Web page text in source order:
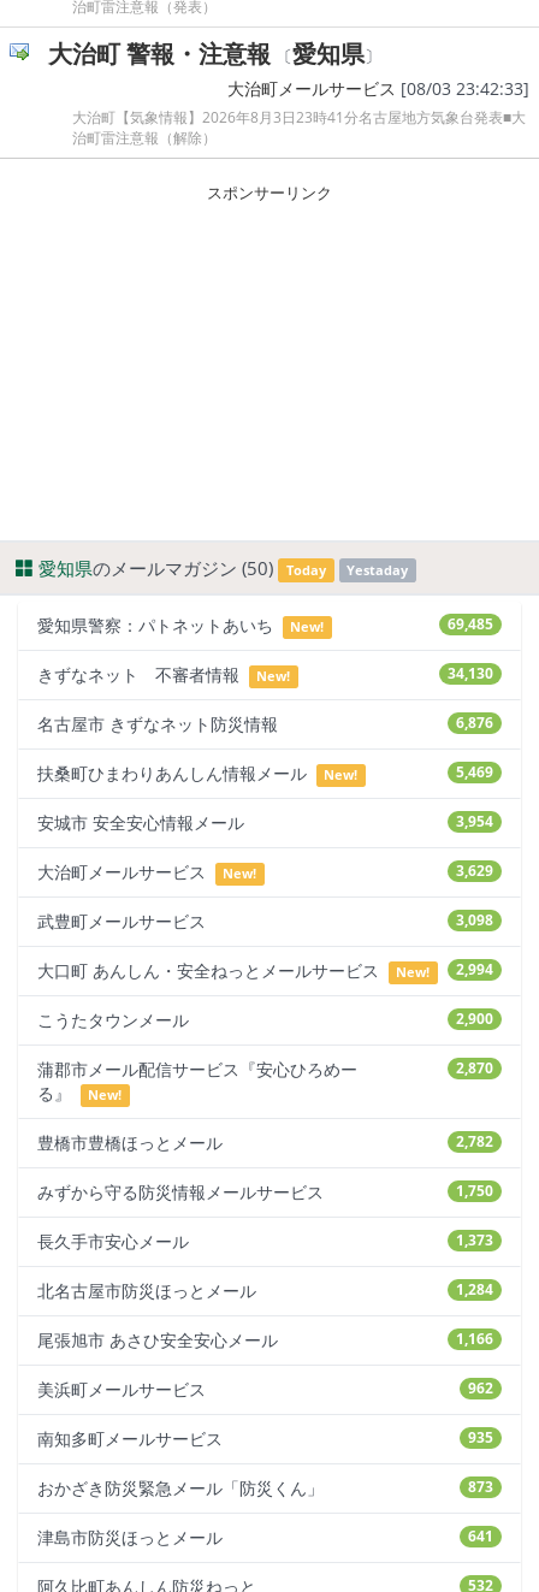
治町雷注意報（発表）
大治町 警報・注意報 〔愛知県〕
大治町メールサービス [08/03 23:42:33]
大治町【気象情報】2026年8月3日23時41分名古屋地方気象台発表■大
治町雷注意報（解除）
スポンサーリンク
愛知県のメールマガジン (50) Today Yestaday
69,485
愛知県警察：パトネットあいち New!
34,130
きずなネット 不審者情報 New!
6,876
名古屋市 きずなネット防災情報
5,469
扶桑町ひまわりあんしん情報メール New!
3,954
安城市 安全安心情報メール
3,629
大治町メールサービス New!
3,098
武豊町メールサービス
2,994
大口町 あんしん・安全ねっとメールサービス New!
2,900
こうたタウンメール
2,870
蒲郡市メール配信サービス『安心ひろめー
る』
New!
2,782
豊橋市豊橋ほっとメール
1,750
みずから守る防災情報メールサービス
1,373
長久手市安心メール
1,284
北名古屋市防災ほっとメール
1,166
尾張旭市 あさひ安全安心メール
962
美浜町メールサービス
935
南知多町メールサービス
873
おかざき防災緊急メール「防災くん」
641
津島市防災ほっとメール
532
阿久比町あんしん防災ねっと